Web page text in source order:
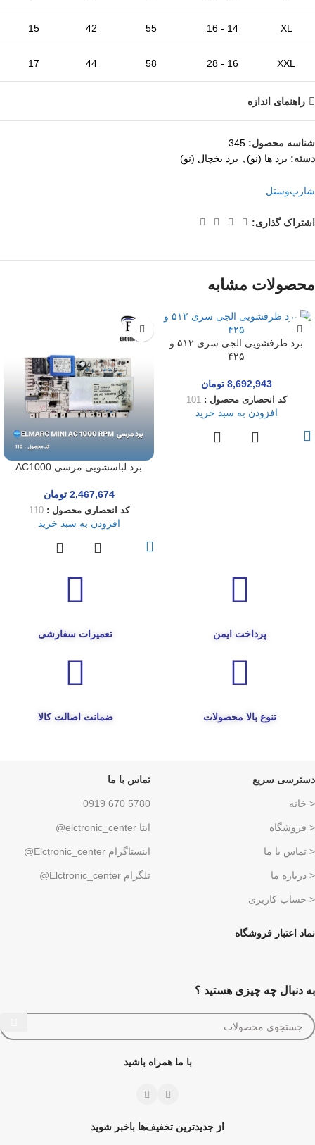
XL
14 - 16
55
42
15
XXL
16 - 28
58
44
17
راهنمای اندازه
شناسه محصول: 345
دسته: برد ها (نو), برد یخچال (نو)
شارپوستل
اشتراک گذاری:
محصولات مشابه
برد ظرفشویی الجی سری ۵۱۲ و
۴۲۵
8,692,943 تومان
کد انحصاری محصول :101
افزودن به سبد خرید
برد لباسشویی مرسی AC1000
2,467,674 تومان
کد انحصاری محصول :110
افزودن به سبد خرید
پرداخت ایمن تعمیرات سفارشی
تنوع بالا محصولات ضمانت اصالت کالا
دسترسی سریع
< خانه
< فروشگاه
< تماس با ما
< درباره ما
< حساب کاربری
تماس با ما
5780 670 0919
ایتا elctronic_center@
اینستاگرام Elctronic_center@
تلگرام Elctronic_center@
نماد اعتبار فروشگاه
به دنبال چه چیزی هستید ؟
با ما همراه باشید
از جدیدترین تخفیف‌ها باخبر شوید